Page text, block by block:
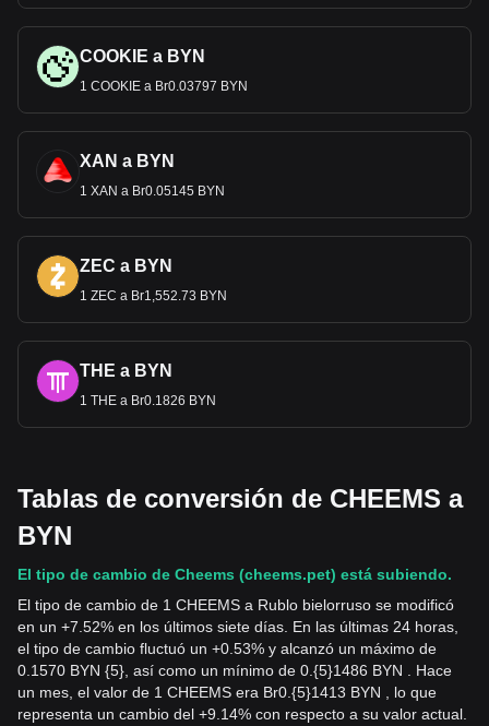
COOKIE a BYN
1 COOKIE a Br0.03797 BYN
XAN a BYN
1 XAN a Br0.05145 BYN
ZEC a BYN
1 ZEC a Br1,552.73 BYN
THE a BYN
1 THE a Br0.1826 BYN
Tablas de conversión de CHEEMS a
BYN
El tipo de cambio de Cheems (cheems.pet) está subiendo.
El tipo de cambio de 1 CHEEMS a Rublo bielorruso se modificó
en un +7.52% en los últimos siete días. En las últimas 24 horas,
el tipo de cambio fluctuó un +0.53% y alcanzó un máximo de
0.1570 BYN {5}, así como un mínimo de 0.{5}1486 BYN . Hace
un mes, el valor de 1 CHEEMS era Br0.{5}1413 BYN , lo que
representa un cambio del +9.14% con respecto a su valor actual.